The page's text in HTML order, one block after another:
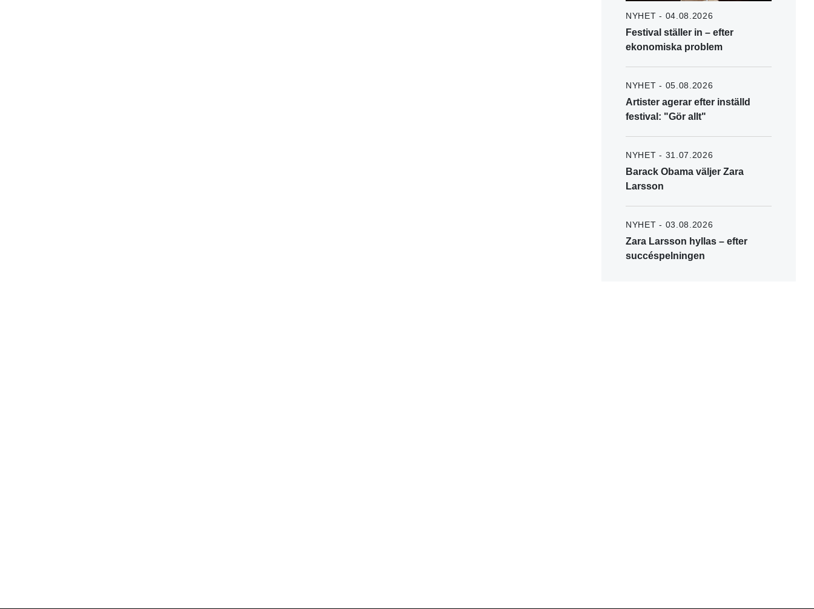
NYHET - 04.08.2026
Festival ställer in – efter
ekonomiska problem
NYHET - 05.08.2026
Artister agerar efter inställd
festival: "Gör allt"
NYHET - 31.07.2026
Barack Obama väljer Zara
Larsson
NYHET - 03.08.2026
Zara Larsson hyllas – efter
succéspelningen